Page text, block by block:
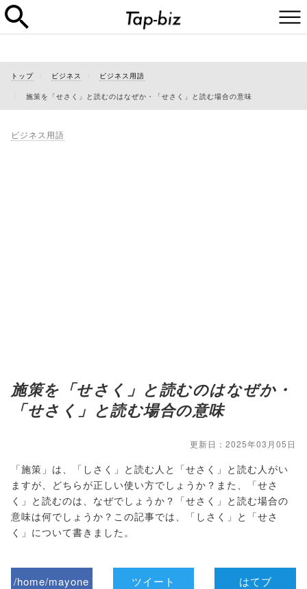
トップ ビジネス ビジネス用語
施策を「せさく」と読むのはなぜか・「せさく」と読む場合の意味
ビジネス用語
施策を「せさく」と読むのはなぜか・
「せさく」と読む場合の意味
更新日：2025年03月05日
「施策」は、「しさく」と読む人と「せさく」と読む人がい
ますが、どちらが正しい使い方でしょうか？また、「せさ
く」と読むのは、なぜでしょうか？「せさく」と読む場合の
意味は何でしょうか？この記事では、「しさく」と「せさ
く」について書きました。
/home/mayone
ツイート はてブ